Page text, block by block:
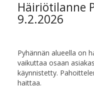
Häiriötilanne
9.2.2026
Pyhännän alueella on
vaikuttaa osaan
käynnistetty.
haittaa.